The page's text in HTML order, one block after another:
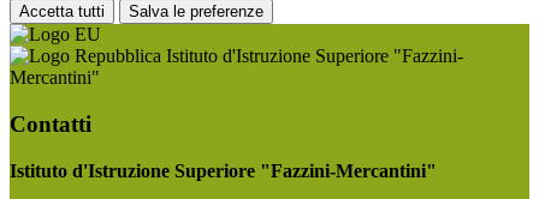
Accetta tutti Salva le preferenze
Istituto d'Istruzione Superiore "Fazzini-
Mercantini"
Contatti
Istituto d'Istruzione Superiore "Fazzini-Mercantini"